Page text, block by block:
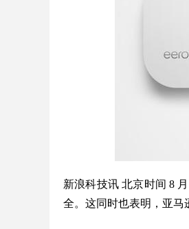
新浪科技讯 北京时间 8
全。这同时也表明，亚马